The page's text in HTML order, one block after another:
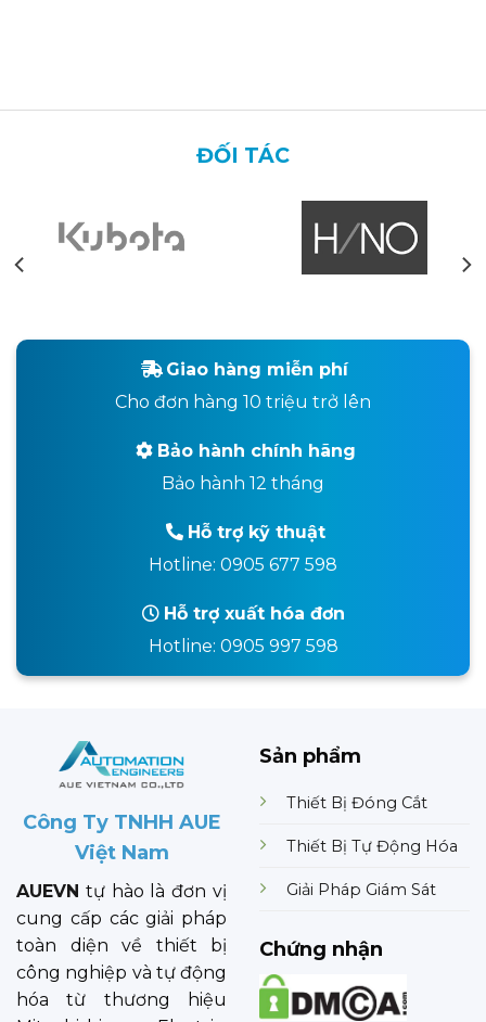
ĐỐI TÁC
Giao hàng miễn phí
Cho đơn hàng 10 triệu trở lên
Bảo hành chính hãng
Bảo hành 12 tháng
Hỗ trợ kỹ thuật
Hotline: 0905 677 598
Hỗ trợ xuất hóa đơn
Hotline: 0905 997 598
Công Ty TNHH AUE
Việt Nam
AUEVN tự hào là đơn vị
cung cấp các giải pháp
toàn diện về thiết bị
công nghiệp và tự động
hóa từ thương hiệu
Sản phẩm
Thiết Bị Đóng Cắt
Thiết Bị Tự Động Hóa
Giải Pháp Giám Sát
Chứng nhận